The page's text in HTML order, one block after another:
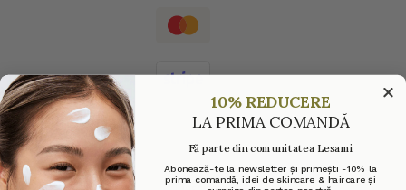
10% REDUCERE
LA PRIMA COMANDĂ
Fă parte din comunitatea Lesami
Abonează-te la newsletter și primești -10% la
prima comandă, idei de skincare & haircare și